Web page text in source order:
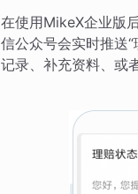
在使用MikeX企业版
信公众号会实时推送
记录、补充资料、或